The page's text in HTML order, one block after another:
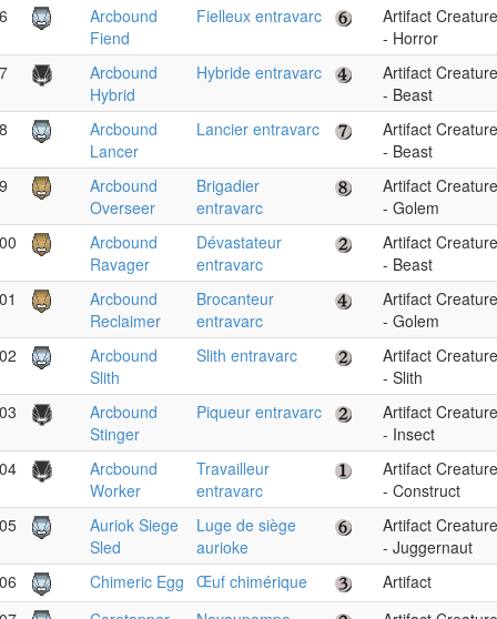
Arcbound
Fiend
Fielleux entravarc
Artifact Creature
- Horror
Arcbound
Hybrid
Hybride entravarc
Artifact Creature
- Beast
Arcbound
Lancer
Lancier entravarc
Artifact Creature
- Beast
Arcbound
Overseer
Brigadier
entravarc
Artifact Creature
- Golem
Arcbound
Ravager
Dévastateur
entravarc
Artifact Creature
- Beast
Arcbound
Reclaimer
Brocanteur
entravarc
Artifact Creature
- Golem
Arcbound
Slith
Slith entravarc
Artifact Creature
- Slith
Arcbound
Stinger
Piqueur entravarc
Artifact Creature
- Insect
Arcbound
Worker
Travailleur
entravarc
Artifact Creature
- Construct
Auriok Siege
Sled
Luge de siège
aurioke
Artifact Creature
- Juggernaut
Chimeric Egg Œuf chimérique
Artifact